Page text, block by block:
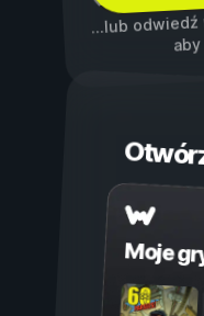
...lub
Moje